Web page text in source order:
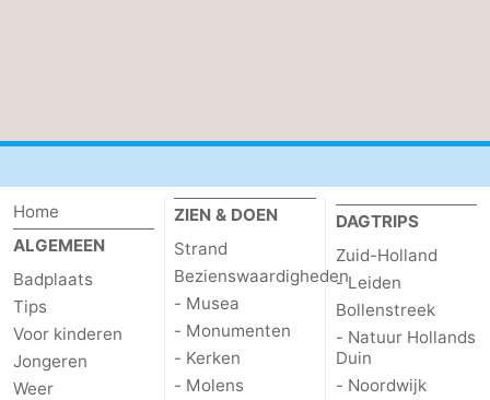
Home
ALGEMEEN
Badplaats
Tips
Voor kinderen
Jongeren
Weer
ZIEN & DOEN
Strand
Bezienswaardigheden
- Musea
- Monumenten
- Kerken
- Molens
DAGTRIPS
Zuid-Holland
- Leiden
Bollenstreek
- Natuur Hollands
Duin
- Noordwijk